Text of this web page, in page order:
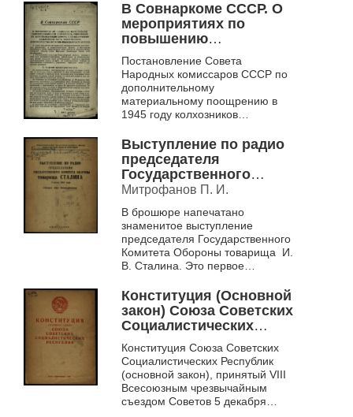
В Совнаркоме СССР. О
мероприятиях по
повышению
материальной
заинтересованности
колхозников,
работающих на
животноводческих
обеспечению
дальнейшего роста
общественного
животноводства
Новосибирской
области
Постановление Совета
Народных комиссаров СССР по
дополнительному
материальному поощрению в
1945 году колхозников
работающих на
животноводческих фермах
Выступление по радио
председателя
Государственного
Комитета Обороны
товарища Сталина 3
июля 1941 года
Митрофанов П. И.
В брошюре напечатано
знаменитое выступление
председателя Государственного
Комитета Обороны товарища И.
В. Сталина. Это первое
страны Верховного
Главнокомандующего ...
Конституция (Основной
закон) Союза Советских
Социалистических
Республик
Конституция Союза Советских
Социалистических Республик
(основной закон), принятый VIII
Всесоюзным чрезвычайным
съездом Советов 5 декабря